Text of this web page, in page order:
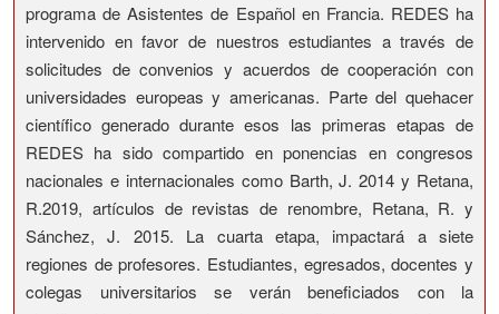
programa de Asistentes de Español en Francia. REDES ha
intervenido en favor de nuestros estudiantes a través de
solicitudes de convenios y acuerdos de cooperación con
universidades europeas y americanas. Parte del quehacer
científico generado durante esos las primeras etapas de
REDES ha sido compartido en ponencias en congresos
nacionales e internacionales como Barth, J. 2014 y Retana,
R.2019, artículos de revistas de renombre, Retana, R. y
Sánchez, J. 2015. La cuarta etapa, impactará a siete
regiones de profesores. Estudiantes, egresados, docentes y
colegas universitarios se verán beneficiados con la